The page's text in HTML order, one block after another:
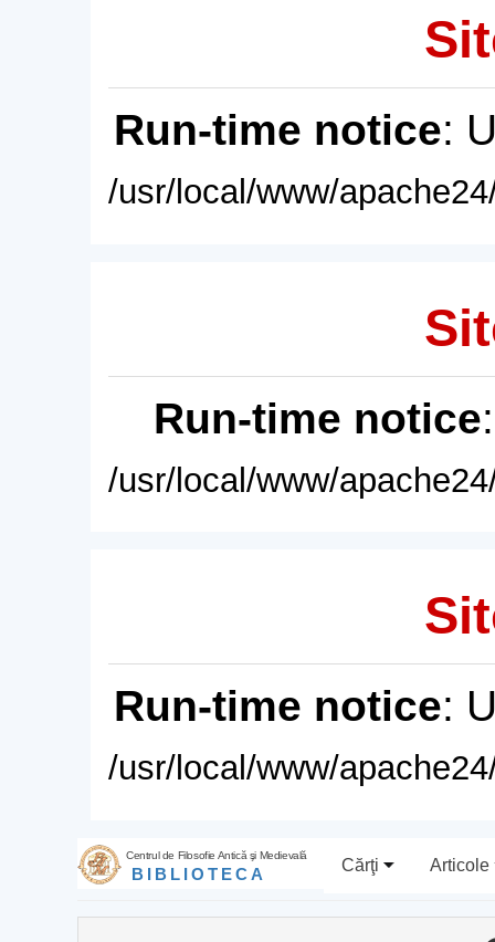
Run-time notice:
/usr/local/www/
Run-time notice
/usr/local/www/
Run-time notice:
/usr/local/www/
Centrul de Filosofie Antică şi Medievală
BIBLIOTECA Cărţi Articole